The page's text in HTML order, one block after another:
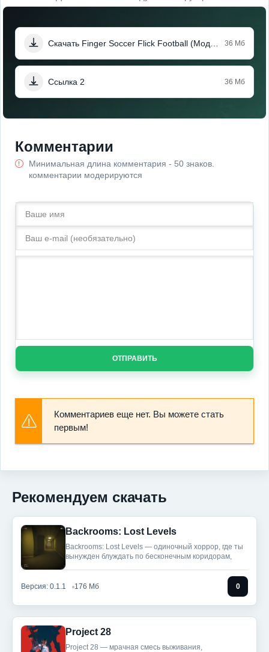
36 Мб
Ссылка 2 36 Мб
Комментарии
Минимальная длина комментария - 50 знаков.
комментарии модерируются
ОТПРАВИТЬ
Комментариев еще нет. Вы можете стать
первым!
Рекомендуем скачать
Backrooms: Lost Levels
Backrooms: Lost Levels — одиночный хоррор, где ты
вынужден блуждать по бесконечным коридорам,
Версия: 0.1.1 176 Мб 0
Project 28
Project 28 — мрачная смесь выживания,